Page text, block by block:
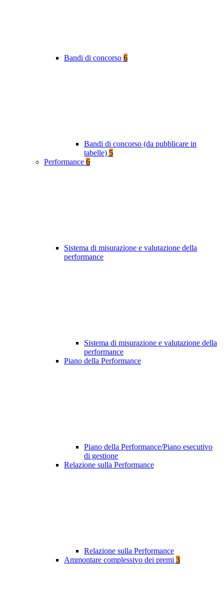
Bandi di concorso 6
Bandi di concorso (da pubblicare in
tabelle) 5
Performance 6
Sistema di misurazione e valutazione della
performance
Sistema di misurazione e valutazione della
performance
Piano della Performance
Piano della Performance/Piano esecutivo
di gestione
Relazione sulla Performance
Relazione sulla Performance
Ammontare complessivo dei premi 3